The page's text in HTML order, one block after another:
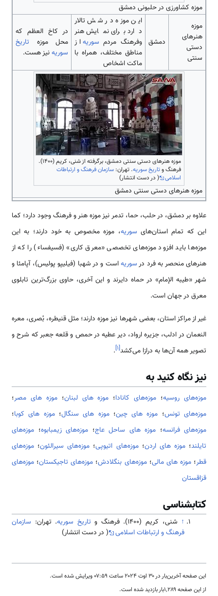
موزه کشاورزی در حلبونی دمشق
موزه
هنر‌‌‌‌‌‌‌‌های
دستی
سنتی
دمشق
این موزه در شش تالار
دارد برای نمایش هنر
وفرهنگ مردم سوریهاز
مناطق مختلف، همراه با
ماکت اشخاص
در کاخ العظم که
محل موزه تاریخ
سوریهنیز هست.
موزه هنرهای دستی سنتی دمشق، برگرفته از شنی، کریم (۱۴۰۰).
فرهنگ وتاریخ سوریه. تهران: سازمان فرهنگ و ارتباطات
اسلامی
( در دست انتشار)
موزه هنر‌‌‌‌‌‌‌‌های دستی سنتی دمشق
علاوه بر دمشق، در حلب، حما، تدمر نیز موزه هنر و فرهنگ وجود دارد؛ کما
این که تمام ‌‌‌‌‌‌‌‌‌استان‌‌‌‌‌‌‌‌های سوریه، موزه مخصوص به خود دارند؛ به این
موزه‌‌‌‌‌‌‌‌‌‌‌‌‌‌ها باید افزود موزه‌‌‌‌‌‌‌‌‌‌‌‌‌‌های تخصصی «معرق کاری» (فسیفساء) را که از
هنر‌‌‌‌‌‌‌‌های منحصر به فرد درسوریه‌‌‌‌‌‌‌‌‌است و در شهبا (فیلیپو پولیس)، آپامئا و
شهر «طیبه الإمام» در حماه دایرند و این آخری، حاوی بزرگ‌‌‌‌‌‌‌ترین تابلوی
معرق در جهان ‌‌‌‌‌‌‌‌‌است.
غیر از مراکز ‌‌‌‌‌‌‌‌‌استان، بعضی شهر‌‌‌‌‌‌‌‌ها نیز موزه دارند؛ مثل قنیطره، بُصری، معره
النعمان در ادلب، جزیره ارواد، دیر عطیه در حمص و قلعه جعبر که شرح و
تصویر همه آن‌‌‌‌‌‌‌‌‌‌‌‌‌‌ها به درازا ‌‌‌‌‌‌می‌کشد[۱]
.
نیز نگاه کنید به
موزه‌های روسیه؛ موزه‌های کانادا؛ موزه های لبنان؛موزه های مصر؛
موزه‌های تونس؛ موزه های چین؛موزه های سنگال؛موزه های کوبا؛
موزه‌های فرانسه؛ موزه های ساحل عاج؛ موزه‌های زیمبابوه؛ موزه‌های
تایلند؛موزه های اردن؛موزه‌های اتیوپی؛ موزه‌های سیرالئون؛ موزه‌های
قطر؛موزه های مالی؛موزه‌های بنگلادش؛ موزه‌های تاجیکستان؛ موزه‌های
قزاقستان
کتابشناسی
↑ شنی، کریم (۱۴۰۰). فرهنگ و تاریخ سوریه. تهران: سازمان
فرهنگ و ارتباطات اسلامی
( در دست انتشار)
این صفحه آخرین‌بار در ‏۳۰ اوت ۲۰۲۴ ساعت ‏۰۷:۵۹ ویرایش شده است.
از این صفحه ۱٬۲۸۹بار بازدید شده است.